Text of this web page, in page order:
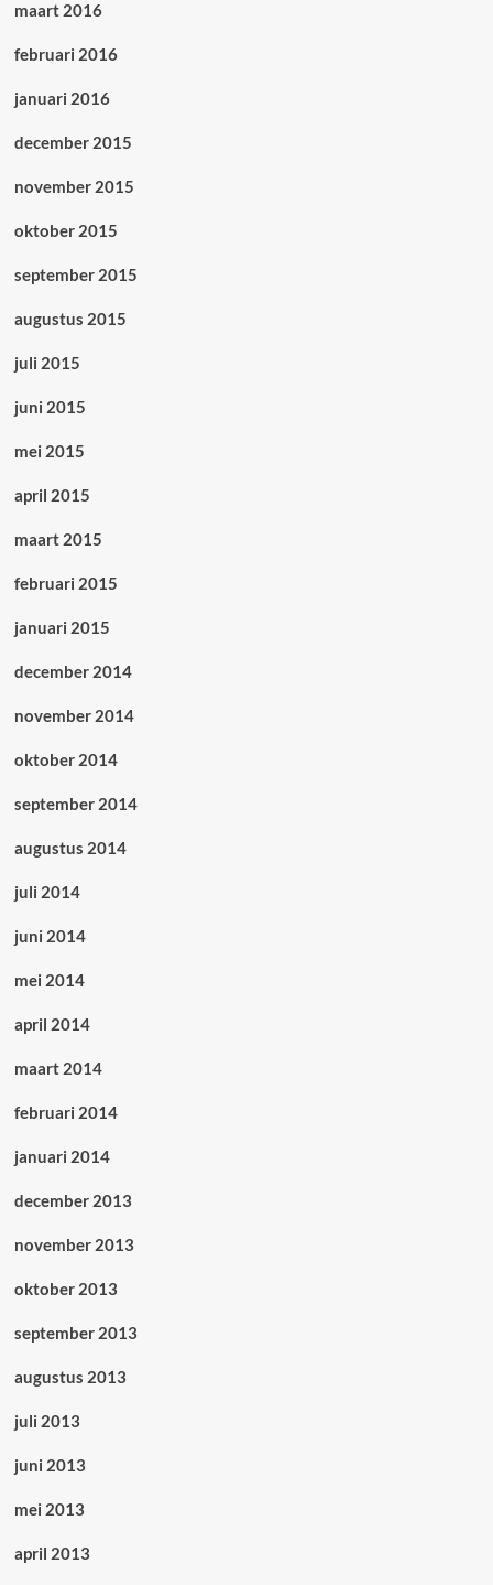
maart 2016
februari 2016
januari 2016
december 2015
november 2015
oktober 2015
september 2015
augustus 2015
juli 2015
juni 2015
mei 2015
april 2015
maart 2015
februari 2015
januari 2015
december 2014
november 2014
oktober 2014
september 2014
augustus 2014
juli 2014
juni 2014
mei 2014
april 2014
maart 2014
februari 2014
januari 2014
december 2013
november 2013
oktober 2013
september 2013
augustus 2013
juli 2013
juni 2013
mei 2013
april 2013